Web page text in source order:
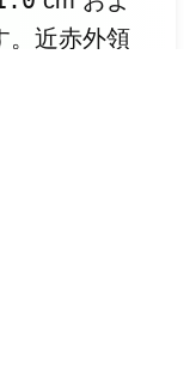
。近赤外領